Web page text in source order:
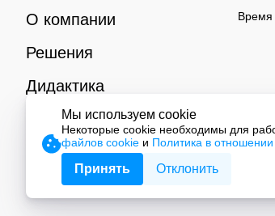
О компании
Решения
Дидактика
Контакты
Время
© 2026 ООО «СМАРТ Автоматизация»
Мы используем cookie
Некоторые cookie необходимы для
файлов cookie и Политика в
Принять Отклонить